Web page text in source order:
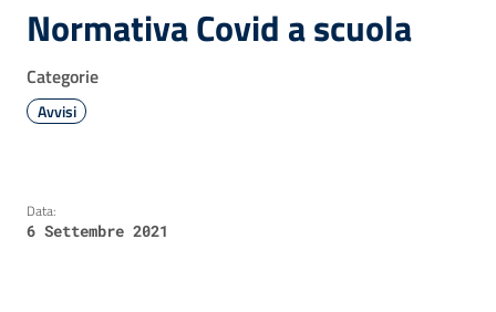
Normativa Covid a scuola
Categorie
Avvisi
Data:
6 Settembre 2021